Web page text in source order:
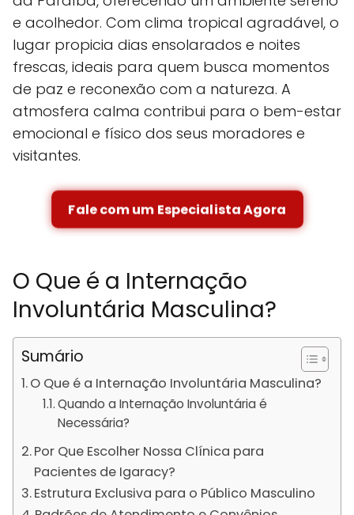
e acolhedor. Com clima tropical agradável, o
lugar propicia dias ensolarados e noites
frescas, ideais para quem busca momentos
de paz e reconexão com a natureza. A
atmosfera calma contribui para o bem-estar
emocional e físico dos seus moradores e
visitantes.
Fale com um Especialista Agora
O Que é a Internação
Involuntária Masculina?
Sumário
O Que é a Internação Involuntária Masculina?
Quando a Internação Involuntária é
Necessária?
Por Que Escolher Nossa Clínica para
Pacientes de Igaracy?
Estrutura Exclusiva para o Público Masculino